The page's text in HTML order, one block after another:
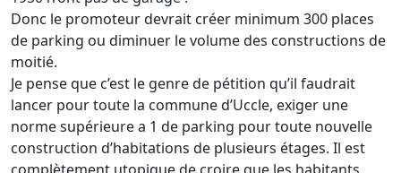
Donc le promoteur devrait créer minimum 300 places
de parking ou diminuer le volume des constructions de
moitié.
Je pense que c’est le genre de pétition qu’il faudrait
lancer pour toute la commune d’Uccle, exiger une
norme supérieure a 1 de parking pour toute nouvelle
construction d’habitations de plusieurs étages. Il est